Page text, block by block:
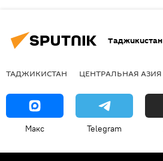
Таджикистан
ТАДЖИКИСТАН ЦЕНТРАЛЬНАЯ АЗИЯ
Макс Telegram